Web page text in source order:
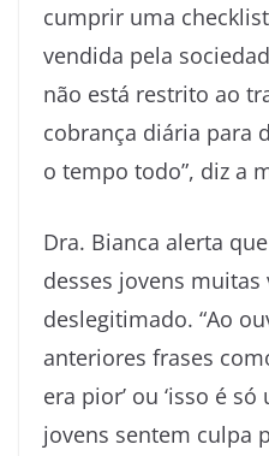
cumprir uma
vendida pela
não está restrito ao
cobrança diária para
o tempo todo”, diz a
Dra. Bianca alerta
desses jovens muitas
deslegitimado. “Ao
anteriores frases
era pior’ ou ‘isso é
jovens sentem culpa